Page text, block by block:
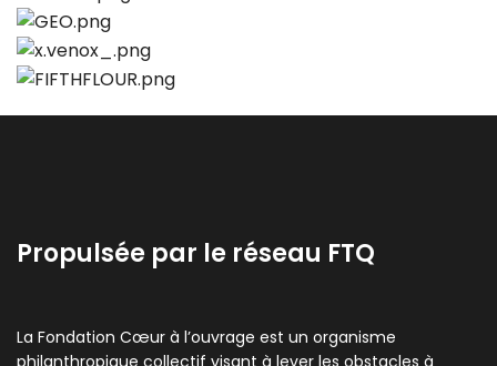
Propulsée par le réseau FTQ
La Fondation Cœur à l’ouvrage est un organisme
philanthropique collectif visant à lever les obstacles à